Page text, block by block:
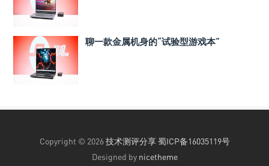
聊一款金属机身的“试验型游戏本”
Copyright © 2026技术测评分享 蜀ICP备16035119号
Designed by nicetheme